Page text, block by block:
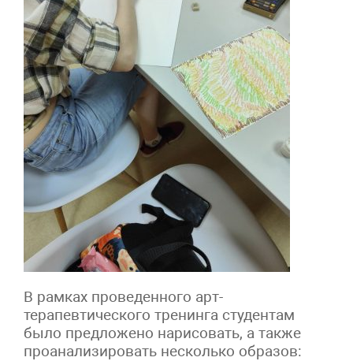
В рамках проведенного арт-
терапевтического тренинга студентам
было предложено нарисовать, а также
проанализировать несколько образов: